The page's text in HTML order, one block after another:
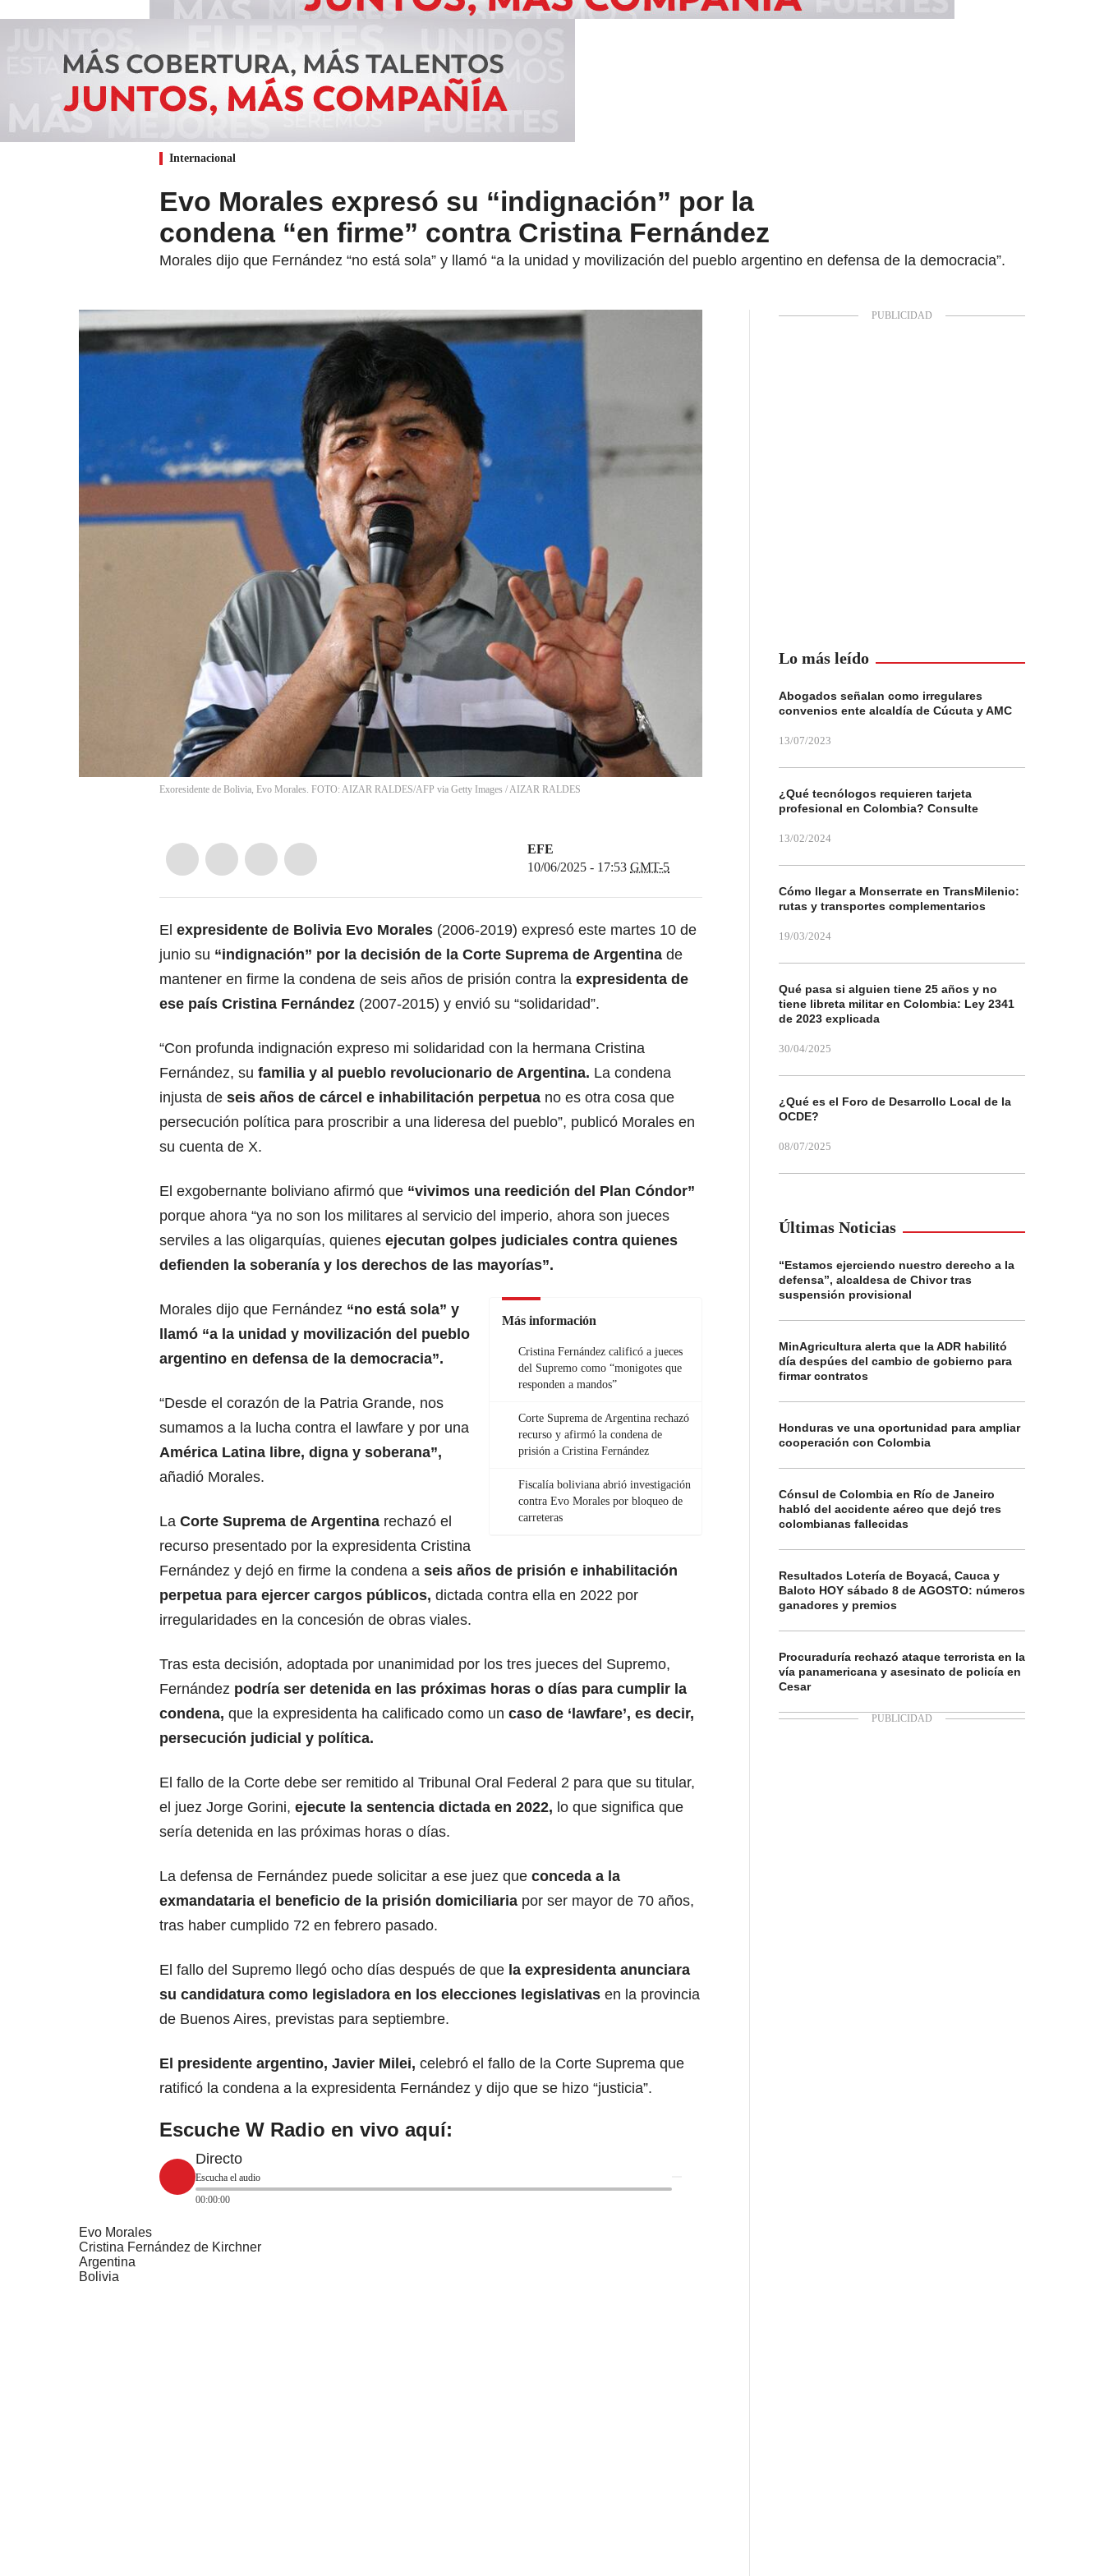
Internacional
Evo Morales expresó su “indignación” por la
condena “en firme” contra Cristina Fernández
Morales dijo que Fernández “no está sola” y llamó “a la unidad y movilización del pueblo argentino en defensa de la democracia”.
Exoresidente de Bolivia, Evo Morales. FOTO: AIZAR RALDES/AFP via Getty Images /AIZAR RALDES
EFE
10/06/2025 - 17:53 GMT-5
El expresidente de Bolivia Evo Morales (2006-2019) expresó este martes 10 de
junio su “indignación” por la decisión de la Corte Suprema de Argentina de
mantener en firme la condena de seis años de prisión contra la expresidenta de
ese país Cristina Fernández (2007-2015) y envió su “solidaridad”.
“Con profunda indignación expreso mi solidaridad con la hermana Cristina
Fernández, su familia y al pueblo revolucionario de Argentina. La condena
injusta de seis años de cárcel e inhabilitación perpetua no es otra cosa que
persecución política para proscribir a una lideresa del pueblo”, publicó Morales en
su cuenta de X.
El exgobernante boliviano afirmó que “vivimos una reedición del Plan Cóndor”
porque ahora “ya no son los militares al servicio del imperio, ahora son jueces
serviles a las oligarquías, quienes ejecutan golpes judiciales contra quienes
defienden la soberanía y los derechos de las mayorías”.
Más información
Cristina Fernández calificó a jueces
del Supremo como “monigotes que
responden a mandos”
Corte Suprema de Argentina rechazó
recurso y afirmó la condena de
prisión a Cristina Fernández
Fiscalía boliviana abrió investigación
contra Evo Morales por bloqueo de
carreteras
Morales dijo que Fernández “no está sola” y
llamó “a la unidad y movilización del pueblo
argentino en defensa de la democracia”.
“Desde el corazón de la Patria Grande, nos
sumamos a la lucha contra el lawfare y por una
América Latina libre, digna y soberana”,
añadió Morales.
La Corte Suprema de Argentina rechazó el
recurso presentado por la expresidenta Cristina
Fernández y dejó en firme la condena a seis años de prisión e inhabilitación
perpetua para ejercer cargos públicos, dictada contra ella en 2022 por
irregularidades en la concesión de obras viales.
Tras esta decisión, adoptada por unanimidad por los tres jueces del Supremo,
Fernández podría ser detenida en las próximas horas o días para cumplir la
condena, que la expresidenta ha calificado como un caso de ‘lawfare’, es decir,
persecución judicial y política.
El fallo de la Corte debe ser remitido al Tribunal Oral Federal 2 para que su titular,
el juez Jorge Gorini, ejecute la sentencia dictada en 2022, lo que significa que
sería detenida en las próximas horas o días.
La defensa de Fernández puede solicitar a ese juez que conceda a la
exmandataria el beneficio de la prisión domiciliaria por ser mayor de 70 años,
tras haber cumplido 72 en febrero pasado.
El fallo del Supremo llegó ocho días después de que la expresidenta anunciara
su candidatura como legisladora en los elecciones legislativas en la provincia
de Buenos Aires, previstas para septiembre.
El presidente argentino, Javier Milei, celebró el fallo de la Corte Suprema que
ratificó la condena a la expresidenta Fernández y dijo que se hizo “justicia”.
Escuche W Radio en vivo aquí:
Directo
Escucha el audio
00:00:00
Evo Morales
Cristina Fernández de Kirchner
Argentina
Bolivia
Lo más leído
Abogados señalan como irregulares
convenios ente alcaldía de Cúcuta y AMC
13/07/2023
¿Qué tecnólogos requieren tarjeta
profesional en Colombia? Consulte
13/02/2024
Cómo llegar a Monserrate en TransMilenio:
rutas y transportes complementarios
19/03/2024
Qué pasa si alguien tiene 25 años y no
tiene libreta militar en Colombia: Ley 2341
de 2023 explicada
30/04/2025
¿Qué es el Foro de Desarrollo Local de la
OCDE?
08/07/2025
Últimas Noticias
“Estamos ejerciendo nuestro derecho a la
defensa”, alcaldesa de Chivor tras
suspensión provisional
MinAgricultura alerta que la ADR habilitó
día despúes del cambio de gobierno para
firmar contratos
Honduras ve una oportunidad para ampliar
cooperación con Colombia
Cónsul de Colombia en Río de Janeiro
habló del accidente aéreo que dejó tres
colombianas fallecidas
Resultados Lotería de Boyacá, Cauca y
Baloto HOY sábado 8 de AGOSTO: números
ganadores y premios
Procuraduría rechazó ataque terrorista en la
vía panamericana y asesinato de policía en
Cesar